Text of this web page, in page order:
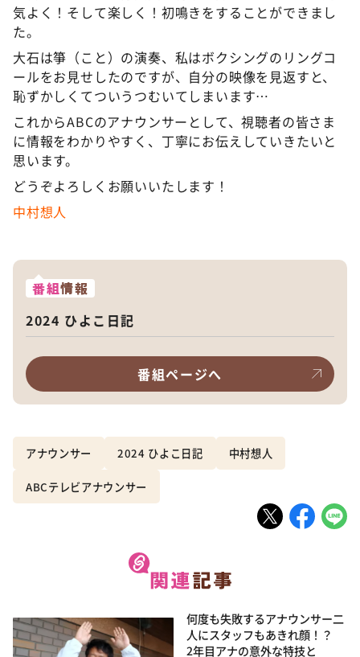
気よく！そして楽しく！初鳴きをすることができまし
た。
大石は箏（こと）の演奏、私はボクシングのリングコ
ールをお見せしたのですが、自分の映像を見返すと、
恥ずかしくてついうつむいてしまいます…
これからABCのアナウンサーとして、視聴者の皆さま
に情報をわかりやすく、丁寧にお伝えしていきたいと
思います。
どうぞよろしくお願いいたします！
中村想人
番組情報
2024 ひよこ日記
番組ページへ
アナウンサー 2024 ひよこ日記 中村想人
ABCテレビアナウンサー
何度も失敗するアナウンサー二
人にスタッフもあきれ顔！？
2年目アナの意外な特技と